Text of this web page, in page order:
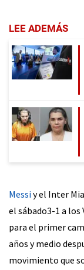
LEE ADEMÁS
Messiy el Inter
el sábado3-1 a los
para el primer
años y medio
movimiento que